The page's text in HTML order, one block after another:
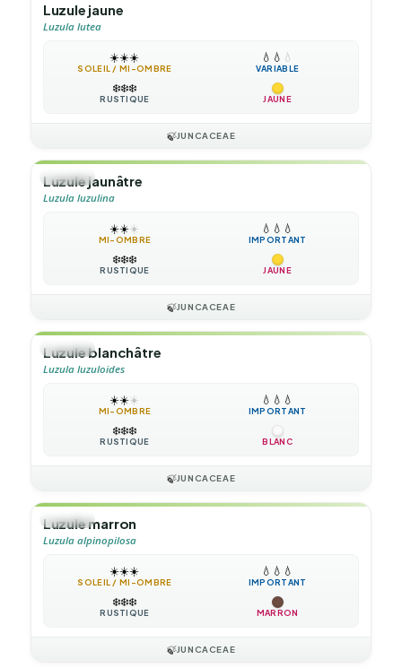
Luzule jaune
Luzula lutea
☀️☀️☀️
SOLEIL / MI-OMBRE
💧 💧 💧
VARIABLE
❄️❄️❄️
RUSTIQUE JAUNE
🍃JUNCACEAE
🌿HERBE
Luzule jaunâtre
Luzula luzulina
☀️☀️☀️
MI-OMBRE
💧 💧 💧
IMPORTANT
❄️❄️❄️
RUSTIQUE JAUNE
🍃JUNCACEAE
🌿HERBE
Luzule blanchâtre
Luzula luzuloides
☀️☀️☀️
MI-OMBRE
💧 💧 💧
IMPORTANT
❄️❄️❄️
RUSTIQUE BLANC
🍃JUNCACEAE
🌿HERBE
Luzule marron
Luzula alpinopilosa
☀️☀️☀️
SOLEIL / MI-OMBRE
💧 💧 💧
IMPORTANT
❄️❄️❄️
RUSTIQUE MARRON
🍃JUNCACEAE